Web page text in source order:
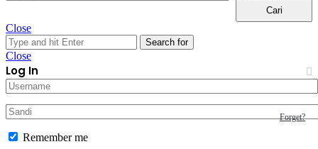
Close
Search for
Close
Log In
Forget?
Remember me